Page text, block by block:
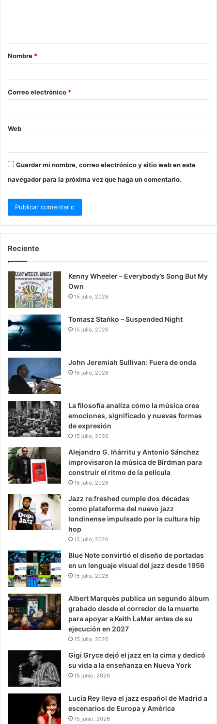
Nombre *
Correo electrónico *
Web
Guardar mi nombre, correo electrónico y sitio web en este
navegador para la próxima vez que haga un comentario.
Reciente
Kenny Wheeler – Everybody’s Song But My
Own
15 julio, 2026
Tomasz Stańko – Suspended Night
15 julio, 2026
John Jeremiah Sullivan: Fuera de onda
15 julio, 2026
La filosofía analiza cómo la música crea
emociones, significado y nuevas formas
de expresión
15 julio, 2026
Alejandro G. Iñárritu y Antonio Sánchez
improvisaron la música de Birdman para
construir el ritmo de la película
15 julio, 2026
Jazz re:freshed cumple dos décadas
como plataforma del nuevo jazz
londinense impulsado por la cultura hip
hop
15 julio, 2026
Blue Note convirtió el diseño de portadas
en un lenguaje visual del jazz desde 1956
15 julio, 2026
Albert Marquès publica un segundo álbum
grabado desde el corredor de la muerte
para apoyar a Keith LaMar antes de su
ejecución en 2027
15 julio, 2026
Gigi Gryce dejó el jazz en la cima y dedicó
su vida a la enseñanza en Nueva York
15 junio, 2026
Lucía Rey lleva el jazz español de Madrid a
escenarios de Europa y América
15 junio, 2026